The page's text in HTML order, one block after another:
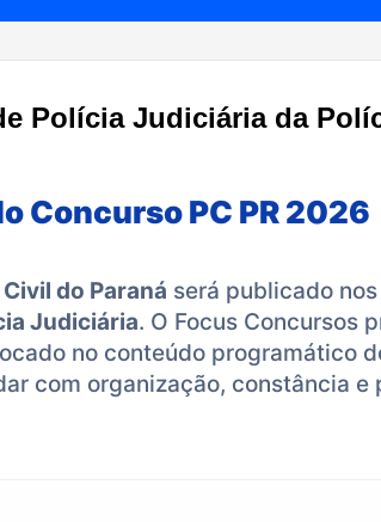
Polícia Judiciária da
Concurso PC PR 2026
do Paraná será publicado
Judiciária. O Focus Concursos
no conteúdo programático
com organização, constância